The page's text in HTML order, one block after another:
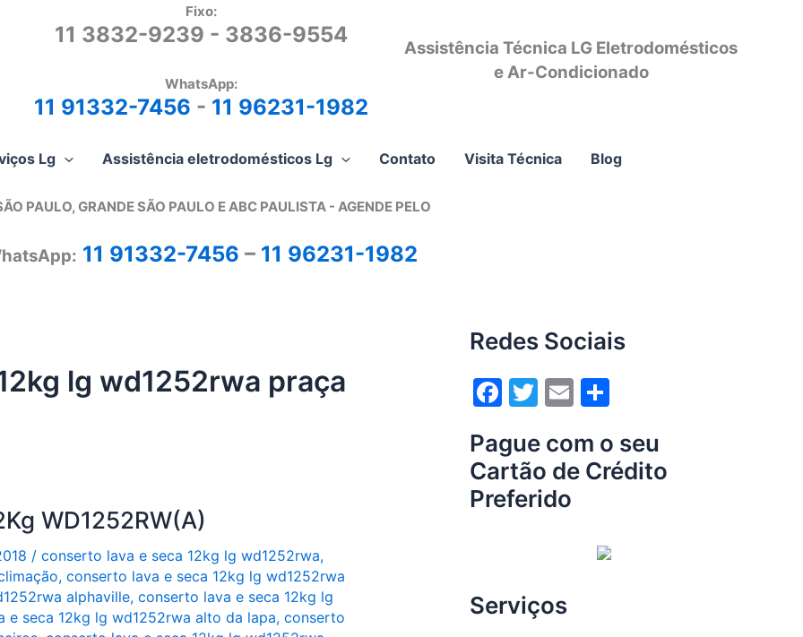
Fixo:
11 3832-9239 - 3836-9554
WhatsApp:
11 91332-7456 - 11 96231-1982
Assistência Técnica LG Eletrodomésticos
e Ar-Condicionado
Lg Assistência eletrodomésticos Lg Contato Visita Técnica Blog
PAULO, GRANDE SÃO PAULO E ABC PAULISTA - AGENDE PELO
11 91332-7456 – 11 96231-1982
lg wd1252rwa praça
WD1252RW(A)
/ conserto lava e seca 12kg lg wd1252rwa,
, conserto lava e seca 12kg lg wd1252rwa
alphaville, conserto lava e seca 12kg lg
e seca 12kg lg wd1252rwa alto da lapa, conserto
Redes Sociais
F
c
e
b
k
T
itt
er
E
ai
l
ar
e
Pague com o seu
Cartão de Crédito
Preferido
Serviços